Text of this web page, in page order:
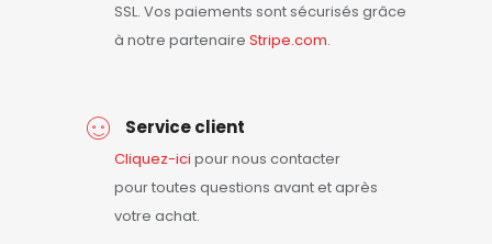
SSL. Vos paiements sont sécurisés grâce
à notre partenaire Stripe.com.
Service client
Cliquez-ici pour nous contacter
pour toutes questions avant et après
votre achat.